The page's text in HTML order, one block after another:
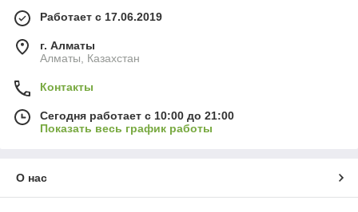
Работает с 17.06.2019
г. Алматы
Алматы, Казахстан
Контакты
Сегодня работает с 10:00 до 21:00
Показать весь график работы
О нас